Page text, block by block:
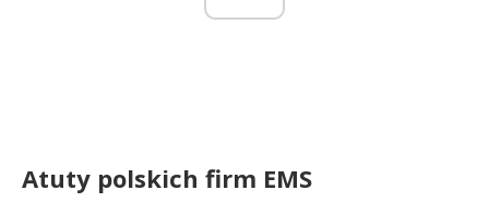
Atuty polskich firm EMS